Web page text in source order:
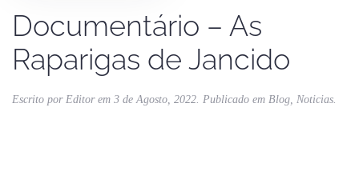
Documentário – As
Raparigas de Jancido
Escrito por Editorem 3 de Agosto, 2022. Publicado em Blog, Noticias.